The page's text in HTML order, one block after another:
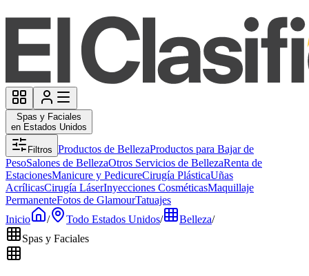
Spas y Faciales
en Estados Unidos
Filtros Productos de BellezaProductos para Bajar de
PesoSalones de BellezaOtros Servicios de BellezaRenta de
EstacionesManicure y PedicureCirugía PlásticaUñas
AcrílicasCirugía LáserInyecciones CosméticasMaquillaje
PermanenteFotos de GlamourTatuajes
Inicio
/ Todo Estados Unidos/ Belleza/
Spas y Faciales